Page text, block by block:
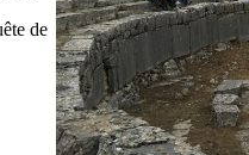
de